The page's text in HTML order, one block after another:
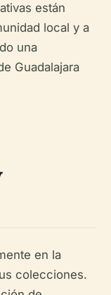
están
local y a
una
Guadalajara
en la
colecciones.